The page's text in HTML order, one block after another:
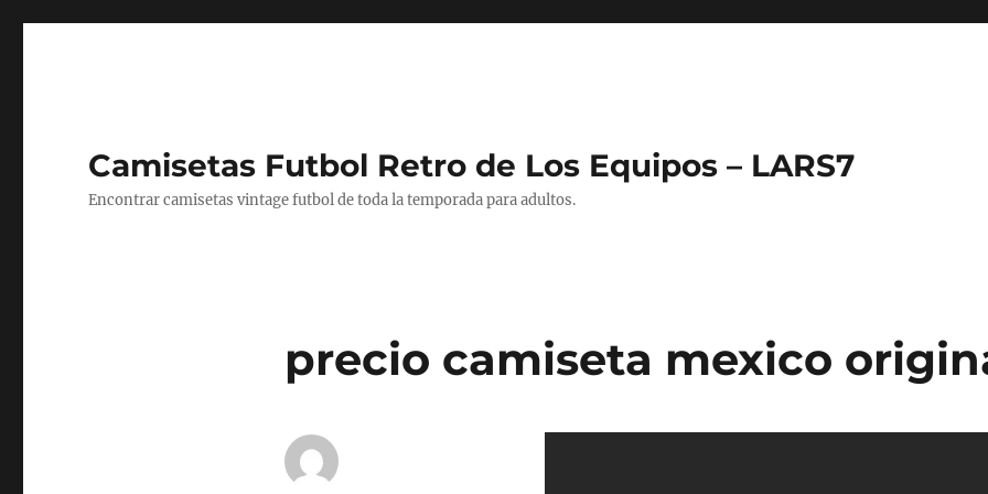
Camisetas Futbol Retro de Los Equipos – LARS7
Encontrar camisetas vintage futbol de toda la temporada para adultos.
precio camiseta mexico